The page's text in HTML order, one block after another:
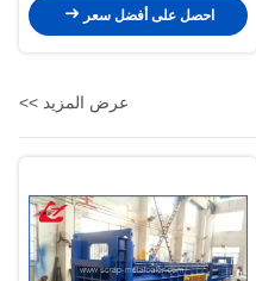
احصل على أفضل سعر
عرض المزيد >>